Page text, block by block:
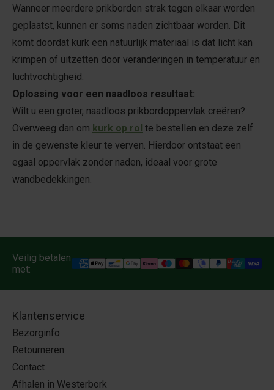
Wanneer meerdere prikborden strak tegen elkaar worden
geplaatst, kunnen er soms naden zichtbaar worden. Dit
komt doordat kurk een natuurlijk materiaal is dat licht kan
krimpen of uitzetten door veranderingen in temperatuur en
luchtvochtigheid.
Oplossing voor een naadloos resultaat:
Wilt u een groter, naadloos prikbordoppervlak creëren?
Overweeg dan om kurk op rol te bestellen en deze zelf
in de gewenste kleur te verven. Hierdoor ontstaat een
egaal oppervlak zonder naden, ideaal voor grote
wandbedekkingen.
Veilig betalen
met:
Klantenservice
Bezorginfo
Retourneren
Contact
Afhalen in Westerbork